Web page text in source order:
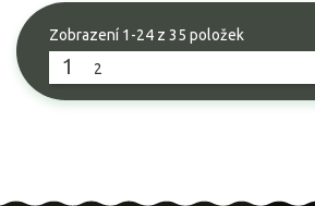
Zobrazení 1-24 z 35 položek
1 2